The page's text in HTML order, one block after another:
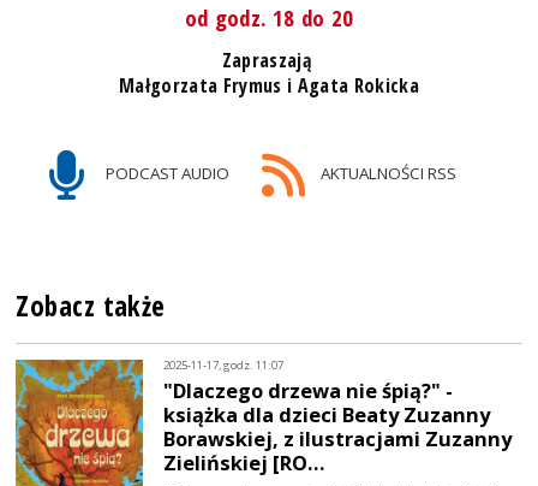
od godz. 18 do 20
Zapraszają
Małgorzata Frymus i Agata Rokicka
PODCAST AUDIO AKTUALNOŚCI RSS
Zobacz także
2025-11-17, godz. 11:07
"Dlaczego drzewa nie śpią?" -
książka dla dzieci Beaty Zuzanny
Borawskiej, z ilustracjami Zuzanny
Zielińskiej [RO…